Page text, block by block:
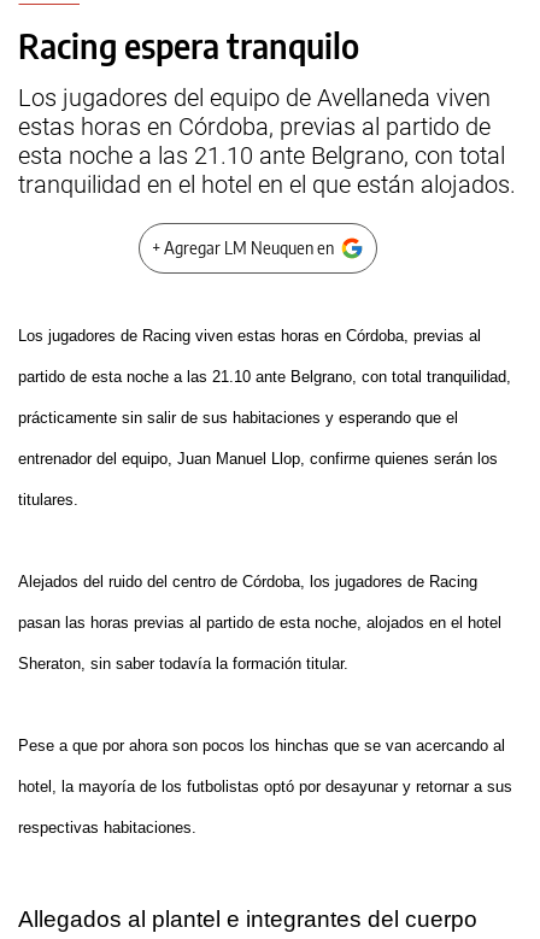
Racing espera tranquilo
Los jugadores del equipo de Avellaneda viven
estas horas en Córdoba, previas al partido de
esta noche a las 21.10 ante Belgrano, con total
tranquilidad en el hotel en el que están alojados.
+ Agregar LM Neuquen en
Los jugadores de Racing viven estas horas en Córdoba, previas al
partido de esta noche a las 21.10 ante Belgrano, con total tranquilidad,
prácticamente sin salir de sus habitaciones y esperando que el
entrenador del equipo, Juan Manuel Llop, confirme quienes serán los
titulares.
Alejados del ruido del centro de Córdoba, los jugadores de Racing
pasan las horas previas al partido de esta noche, alojados en el hotel
Sheraton, sin saber todavía la formación titular.
Pese a que por ahora son pocos los hinchas que se van acercando al
hotel, la mayoría de los futbolistas optó por desayunar y retornar a sus
respectivas habitaciones.
Allegados al plantel e integrantes del cuerpo